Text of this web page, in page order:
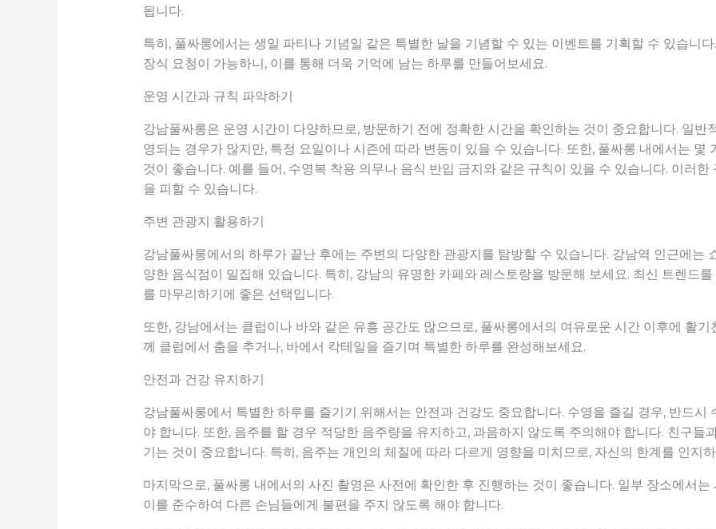
됩니다.
특히, 풀싸롱에서는 생일 파티나 기념일 같은 특별한 날을 기념할 수 있는 이벤트를 기획할 수 있습니
장식 요청이 가능하니, 이를 통해 더욱 기억에 남는 하루를 만들어보세요.
운영 시간과 규칙 파악하기
강남풀싸롱은 운영 시간이 다양하므로, 방문하기 전에 정확한 시간을 확인하는 것이 중요합니다. 일반
영되는 경우가 많지만, 특정 요일이나 시즌에 따라 변동이 있을 수 있습니다. 또한, 풀싸롱 내에서는 몇
것이 좋습니다. 예를 들어, 수영복 착용 의무나 음식 반입 금지와 같은 규칙이 있을 수 있습니다. 이러
을 피할 수 있습니다.
주변 관광지 활용하기
강남풀싸롱에서의 하루가 끝난 후에는 주변의 다양한 관광지를 탐방할 수 있습니다. 강남역 인근에는
양한 음식점이 밀집해 있습니다. 특히, 강남의 유명한 카페와 레스토랑을 방문해 보세요. 최신 트렌드
를 마무리하기에 좋은 선택입니다.
또한, 강남에서는 클럽이나 바와 같은 유흥 공간도 많으므로, 풀싸롱에서의 여유로운 시간 이후에 활
께 클럽에서 춤을 추거나, 바에서 칵테일을 즐기며 특별한 하루를 완성해보세요.
안전과 건강 유지하기
강남풀싸롱에서 특별한 하루를 즐기기 위해서는 안전과 건강도 중요합니다. 수영을 즐길 경우, 반드시
야 합니다. 또한, 음주를 할 경우 적당한 음주량을 유지하고, 과음하지 않도록 주의해야 합니다. 친구들
기는 것이 중요합니다. 특히, 음주는 개인의 체질에 따라 다르게 영향을 미치므로, 자신의 한계를 인지
마지막으로, 풀싸롱 내에서의 사진 촬영은 사전에 확인한 후 진행하는 것이 좋습니다. 일부 장소에서
이를 준수하여 다른 손님들에게 불편을 주지 않도록 해야 합니다.